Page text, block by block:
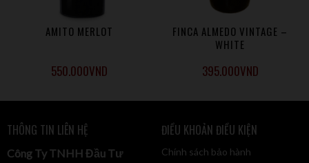
AMITO MERLOT
550.000VND
FINCA ALMEDO VINTAGE –
WHITE
395.000VND
THÔNG TIN LIÊN HỆ
Công Ty TNHH Đầu Tư
ĐIỀU KHOẢN ĐIỀU KIỆN
Chính sách bảo hành